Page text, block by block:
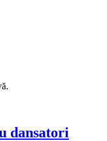
dansatori